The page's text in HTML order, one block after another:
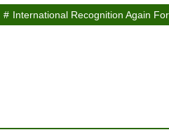
International Recognition Again